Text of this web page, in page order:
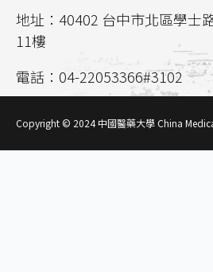
地址：40402 台中市北區學士
11樓
電話：04-22053366#3102
Copyright © 2024 中國醫藥大學 China